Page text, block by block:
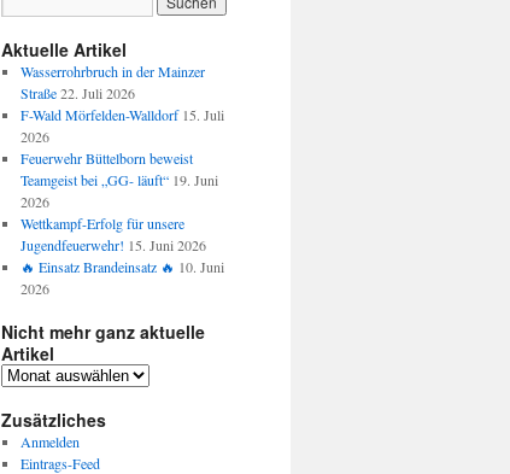
Aktuelle Artikel
Wasserrohrbruch in der Mainzer
Straße 22. Juli 2026
F-Wald Mörfelden-Walldorf 15. Juli
2026
Feuerwehr Büttelborn beweist
Teamgeist bei „GG- läuft“ 19. Juni
2026
Wettkampf-Erfolg für unsere
Jugendfeuerwehr! 15. Juni 2026
🔥 Einsatz Brandeinsatz 🔥 10. Juni
2026
Nicht mehr ganz aktuelle
Artikel
Zusätzliches
Anmelden
Eintrags-Feed